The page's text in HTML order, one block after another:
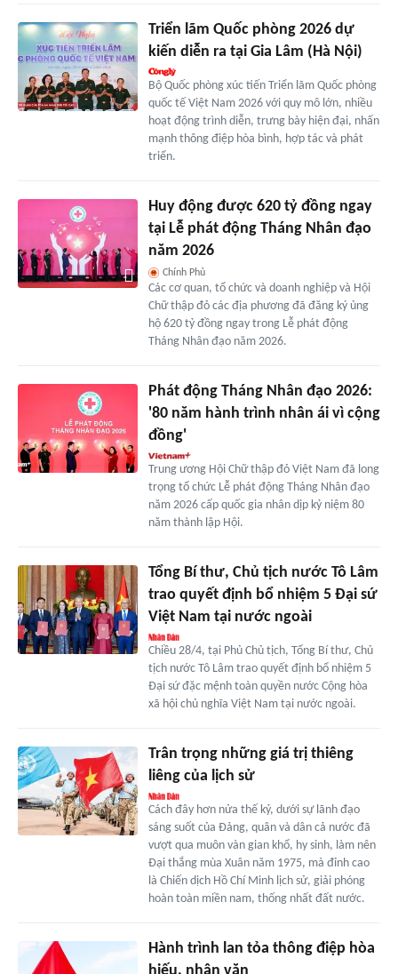
Triển lãm Quốc phòng 2026 dự
kiến diễn ra tại Gia Lâm (Hà Nội)
Bộ Quốc phòng xúc tiến Triển lãm Quốc phòng
quốc tế Việt Nam 2026 với quy mô lớn, nhiều
hoạt động trình diễn, trưng bày hiện đại, nhấn
mạnh thông điệp hòa bình, hợp tác và phát
triển.
Huy động được 620 tỷ đồng ngay
tại Lễ phát động Tháng Nhân đạo
năm 2026
Chính Phủ
Các cơ quan, tổ chức và doanh nghiệp và Hội
Chữ thập đỏ các địa phương đã đăng ký ủng
hộ 620 tỷ đồng ngay trong Lễ phát động
Tháng Nhân đạo năm 2026.
Phát động Tháng Nhân đạo 2026:
'80 năm hành trình nhân ái vì cộng
đồng'
Trung ương Hội Chữ thập đỏ Việt Nam đã long
trọng tổ chức Lễ phát động Tháng Nhân đạo
năm 2026 cấp quốc gia nhân dịp kỷ niệm 80
năm thành lập Hội.
Tổng Bí thư, Chủ tịch nước Tô Lâm
trao quyết định bổ nhiệm 5 Đại sứ
Việt Nam tại nước ngoài
Chiều 28/4, tại Phủ Chủ tịch, Tổng Bí thư, Chủ
tịch nước Tô Lâm trao quyết định bổ nhiệm 5
Đại sứ đặc mệnh toàn quyền nước Cộng hòa
xã hội chủ nghĩa Việt Nam tại nước ngoài.
Trân trọng những giá trị thiêng
liêng của lịch sử
Cách đây hơn nửa thế kỷ, dưới sự lãnh đạo
sáng suốt của Đảng, quân và dân cả nước đã
vượt qua muôn vàn gian khổ, hy sinh, làm nên
Đại thắng mùa Xuân năm 1975, mà đỉnh cao
là Chiến dịch Hồ Chí Minh lịch sử, giải phóng
hoàn toàn miền nam, thống nhất đất nước.
Hành trình lan tỏa thông điệp hòa
hiếu, nhân văn